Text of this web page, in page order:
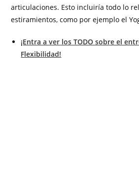
articulaciones. Esto incluiría todo lo
estiramientos, como por ejemplo el
¡Entra a ver los TODO sobre el
Flexibilidad!